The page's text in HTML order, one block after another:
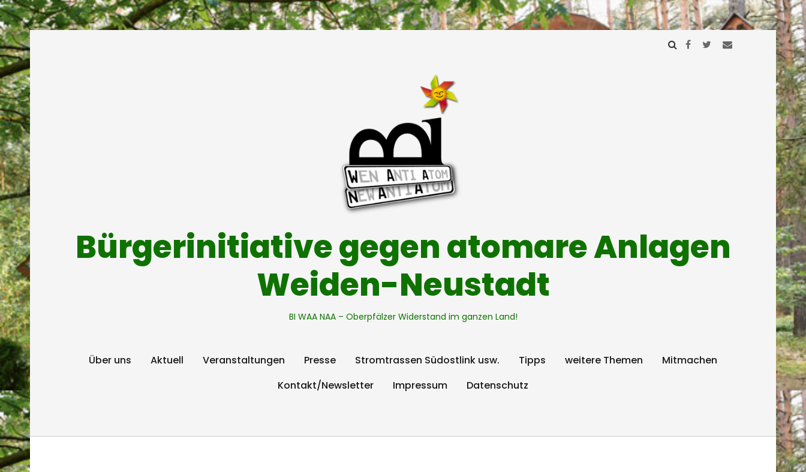
Bürgerinitiative gegen atomare Anlagen
Weiden-Neustadt
BI WAA NAA – Oberpfälzer Widerstand im ganzen Land!
Über uns Aktuell Veranstaltungen Presse Stromtrassen Südostlink usw. Tipps weitere Themen
Mitmachen
Kontakt/Newsletter
Impressum Datenschutz